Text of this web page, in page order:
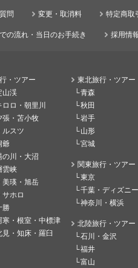
問 変更・取消料 特定商取
の流れ・当日のお手続き 採用情
・ツアー
山渓
ロ・朝里川
張・苫小牧
ルスツ
爺
の川・大沼
雲峡
美瑛・旭岳
サホロ
勝
寒・根室・中標津
見・知床・羅臼
東北旅行・ツアー
青森
秋田
岩手
山形
宮城
関東旅行・ツアー
東京
千葉・ディズニー
神奈川・横浜
北陸旅行・ツアー
石川・金沢
福井
富山